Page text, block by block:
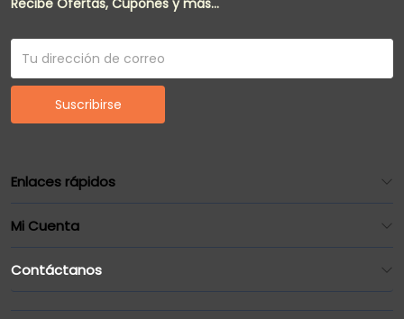
Recibe Ofertas, Cupones y más...
Suscribirse
Enlaces rápidos
Mi Cuenta
Contáctanos